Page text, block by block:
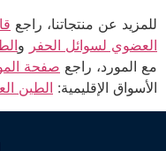
للمزيد عن منتجاتنا، راجع
العضوي لسوائل الحفر و
مع المورد، راجع صفحة
الأسواق الإقليمية: الطين